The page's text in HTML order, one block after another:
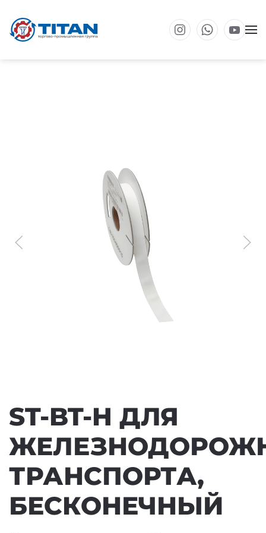
Перейти к основному содержанию
ST-BT-H ДЛЯ
ТРАНСПОРТА,
БЕСКОНЕЧНЫЙ